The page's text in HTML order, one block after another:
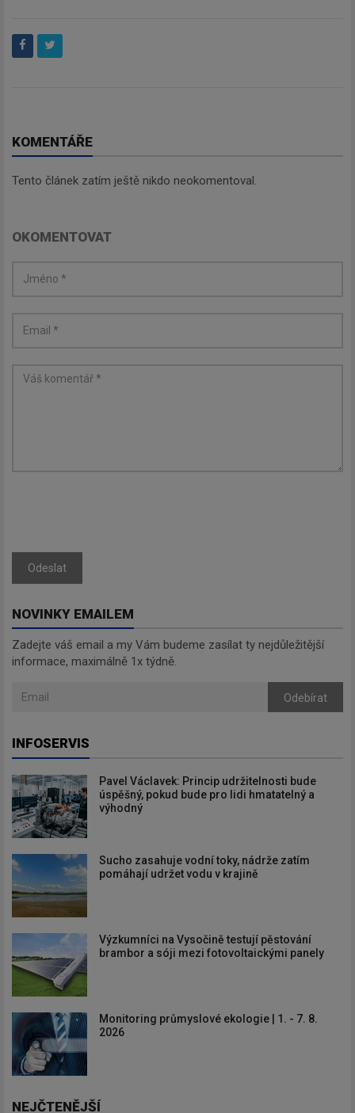
KOMENTÁŘE
Tento článek zatím ještě nikdo neokomentoval.
OKOMENTOVAT
Odeslat
NOVINKY EMAILEM
Zadejte váš email a my Vám budeme zasílat ty nejdůležitější
informace, maximálně 1x týdně.
Odebírat
INFOSERVIS
Pavel Václavek: Princip udržitelnosti bude
úspěšný, pokud bude pro lidi hmatatelný a
výhodný
Sucho zasahuje vodní toky, nádrže zatím
pomáhají udržet vodu v krajině
Výzkumníci na Vysočině testují pěstování
brambor a sóji mezi fotovoltaickými panely
Monitoring průmyslové ekologie | 1. - 7. 8.
2026
NEJČTENĚJŠÍ
Newsletter
budeme zasílat ty nejdůležitější